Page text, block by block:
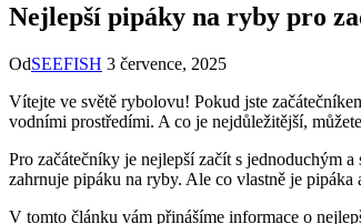
Nejlepší pipáky na ryby pro
OdSEEFISH 3 července, 2025
Vítejte ve světě rybolovu! Pokud jste
vodními ⁣prostředími.⁤ A co je ‌nejdůležitější,
Pro začátečníky je‍ nejlepší⁢ začít s jednoduchým
zahrnuje pipáku na ryby. Ale co vlastně‍ je ⁢pipáka
V tomto článku vám přinášíme informace o